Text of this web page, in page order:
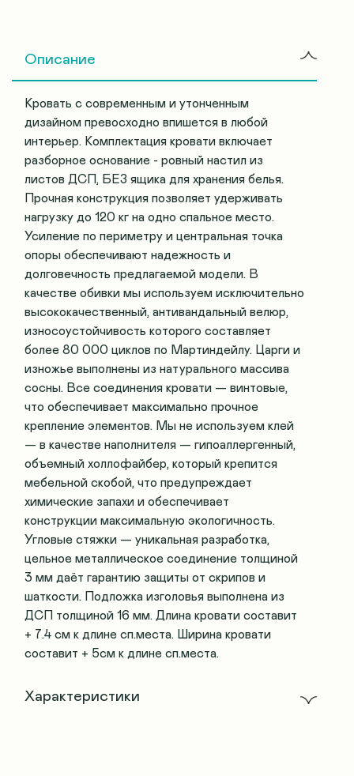
Описание
Кровать с современным и утонченным
дизайном превосходно впишется в любой
интерьер. Комплектация кровати включает
разборное основание - ровный настил из
листов ДСП, БЕЗ ящика для хранения белья.
Прочная конструкция позволяет удерживать
нагрузку до 120 кг на одно спальное место.
Усиление по периметру и центральная точка
опоры обеспечивают надежность и
долговечность предлагаемой модели. В
качестве обивки мы используем исключительно
высококачественный, антивандальный велюр,
износоустойчивость которого составляет
более 80 000 циклов по Мартиндейлу. Царги и
изножье выполнены из натурального массива
сосны. Все соединения кровати — винтовые,
что обеспечивает максимально прочное
крепление элементов. Мы не используем клей
— в качестве наполнителя — гипоаллергенный,
объемный холлофайбер, который крепится
мебельной скобой, что предупреждает
химические запахи и обеспечивает
конструкции максимальную экологичность.
Угловые стяжки — уникальная разработка,
цельное металлическое соединение толщиной
3 мм даёт гарантию защиты от скрипов и
шаткости. Подложка изголовья выполнена из
ДСП толщиной 16 мм. Длина кровати составит
+ 7.4 см к длине сп.места. Ширина кровати
составит + 5см к длине сп.места.
Характеристики